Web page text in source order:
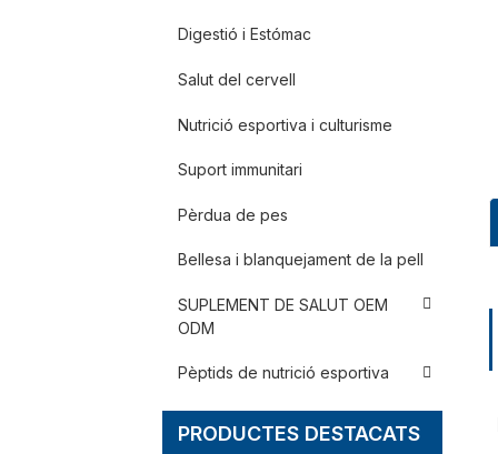
Digestió i Estómac
Salut del cervell
Nutrició esportiva i culturisme
Suport immunitari
Pèrdua de pes
Bellesa i blanquejament de la pell
SUPLEMENT DE SALUT OEM
ODM
Pèptids de nutrició esportiva
PRODUCTES DESTACATS